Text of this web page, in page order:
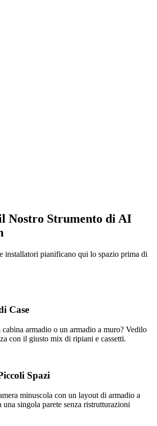
Nostro Strumento di AI
installatori pianificano qui lo spazio prima di
Case
armadio o un armadio a muro? Vedilo
con il giusto mix di ripiani e cassetti.
Spazi
minuscola con un layout di armadio a
una singola parete senza ristrutturazioni